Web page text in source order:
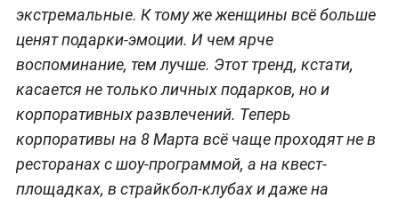
экстремальные. К тому же женщины всё больше
ценят подарки-эмоции. И чем ярче
воспоминание, тем лучше. Этот тренд, кстати,
касается не только личных подарков, но и
корпоративных развлечений. Теперь
корпоративы на 8 Марта всё чаще проходят не в
ресторанах с шоу-программой, а на квест-
площадках, в страйкбол-клубах и даже на